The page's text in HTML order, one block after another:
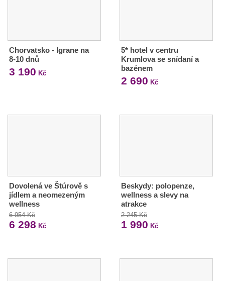
Chorvatsko - Igrane na
8-10 dnů
3 190 Kč
5* hotel v centru
Krumlova se snídaní a
bazénem
2 690 Kč
Dovolená ve Štúrově s
jídlem a neomezeným
wellness
6 954 Kč
6 298 Kč
Beskydy: polopenze,
wellness a slevy na
atrakce
2 245 Kč
1 990 Kč